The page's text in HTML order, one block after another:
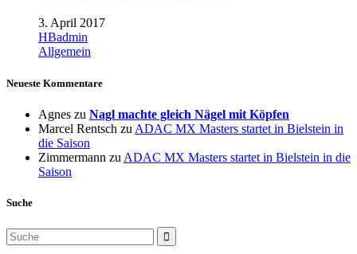
3. April 2017
HBadmin
Allgemein
Neueste Kommentare
Agnes zu Nagl machte gleich Nägel mit Köpfen
Marcel Rentsch zu ADAC MX Masters startet in Bielstein in
die Saison
Zimmermann zu ADAC MX Masters startet in Bielstein in die
Saison
Suche